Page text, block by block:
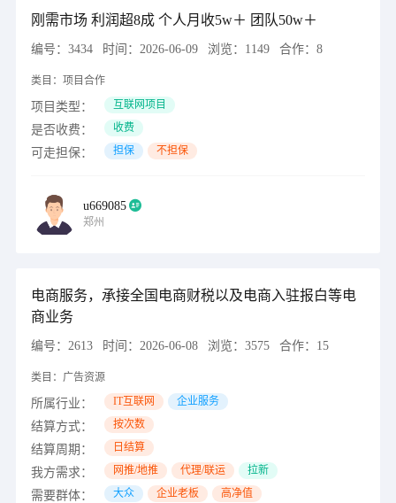
刚需市场 利润超8成 个人月收5w＋ 团队50w＋
编号： 3434 时间： 2026-06-09 浏览： 1149 合作： 8
类目： 项目合作
项目类型： 互联网项目
是否收费： 收费
可走担保： 担保 不担保
u669085
郑州
电商服务，承接全国电商财税以及电商入驻报白等电
商业务
编号： 2613 时间： 2026-06-08 浏览： 3575 合作： 15
类目： 广告资源
所属行业： IT互联网 企业服务
结算方式： 按次数
结算周期： 日结算
我方需求： 网推/地推 代理/联运 拉新
需要群体： 大众 企业老板 高净值